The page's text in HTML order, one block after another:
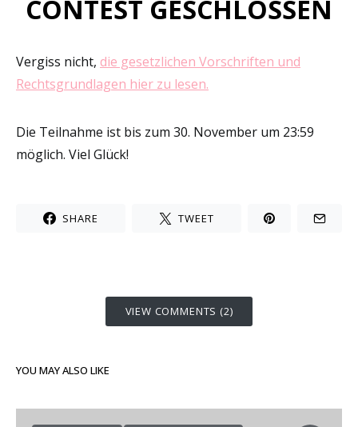
CONTEST GESCHLOSSEN
Vergiss nicht, die gesetzlichen Vorschriften und
Rechtsgrundlagen hier zu lesen.
Die Teilnahme ist bis zum 30. November um 23:59
möglich. Viel Glück!
SHARE TWEET
VIEW COMMENTS (2)
YOU MAY ALSO LIKE